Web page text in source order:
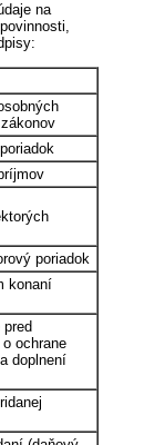
na
poriadok
konaní
pred
ochrane
doplnení